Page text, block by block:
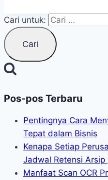
Cari untuk:
Pos-pos Terbaru
Pentingnya Cara
Tepat dalam Bisnis
Kenapa Setiap
Jadwal Retensi Arsip
Manfaat Scan OCR